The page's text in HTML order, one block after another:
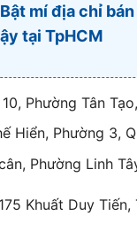
Bật mí địa chỉ
tại TpHCM
Phường Tân
Hiển, Phường 3,
Phường Linh
Khuất Duy Tiến,